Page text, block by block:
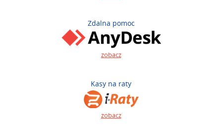
Zdalna pomoc
zobacz
Kasy na raty
zobacz